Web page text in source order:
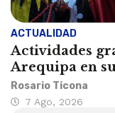
ACTUALIDAD
Actividades
Arequipa en
Rosario Ticona
7 Ago, 2026